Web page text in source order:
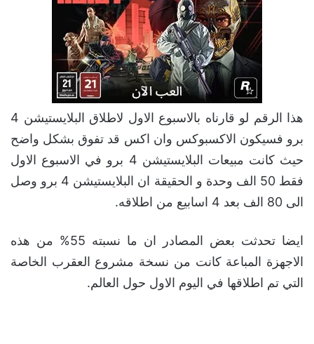
هذا الرقم لو قارناه بالاسبوع الاول لاطلاق البلايستيشن 4
برو فسيكون الاكسبوكس وان اكس قد تفوق بشكل واضح
حيث كانت مبيعات البلايستيشن 4 برو في الاسبوع الاول
فقط 50 الف وحدة و الحقيقة ان البلايستيشن 4 برو وصل
الى 80 الف بعد 4 اسابيع من اطلاقه.
ايضا تحدثت بعض المصادر ان ما نسبته 55% من هذه
الاجهزة المباعة كانت من نسخة مشروع العقرب الخاصة
التي تم اطلاقها في اليوم الاول حول العالم.